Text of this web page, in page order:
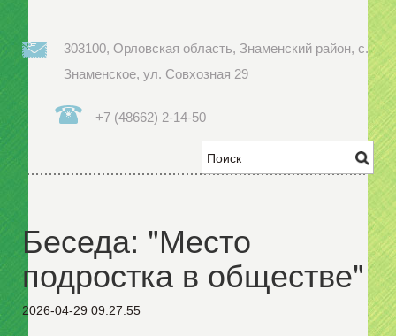
303100, Орловская область, Знаменский район, с.
Знаменское, ул. Совхозная 29
+7 (48662) 2-14-50
Беседа: "Место
подростка в обществе"
2026-04-29 09:27:55